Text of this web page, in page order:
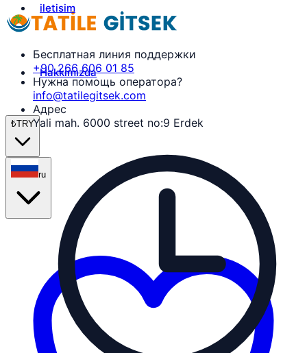
iletisim
Hakkımızda
₺TRY
ru
Бесплатная линия поддержки
+90 266 606 01 85
Нужна помощь оператора?
info@tatilegitsek.com
Адрес
Yali mah. 6000 street no:9 Erdek